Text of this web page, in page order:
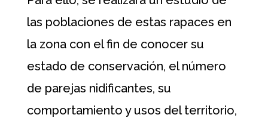
las poblaciones de estas rapaces en
la zona con el fin de conocer su
estado de conservación, el número
de parejas nidificantes, su
comportamiento y usos del territorio,